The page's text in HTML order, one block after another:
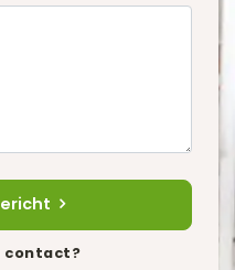
contact?